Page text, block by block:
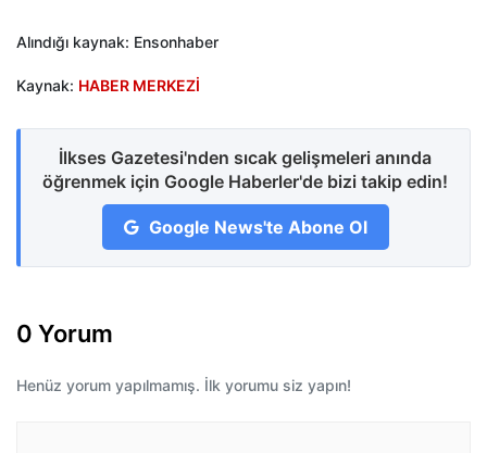
Alındığı kaynak: Ensonhaber
Kaynak: HABER MERKEZİ
İlkses Gazetesi'nden sıcak gelişmeleri anında
öğrenmek için Google Haberler'de bizi takip edin!
Google News'te Abone Ol
0 Yorum
Henüz yorum yapılmamış. İlk yorumu siz yapın!